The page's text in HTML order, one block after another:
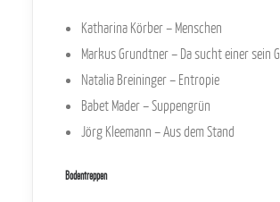
Katharina Körber – Menschen
Markus Grundtner – Da sucht einer sein
Natalia Breininger – Entropie
Babet Mader – Suppengrün
Jörg Kleemann – Aus dem Stand
Bodentreppen